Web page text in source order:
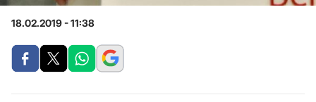
18.02.2019 - 11:38